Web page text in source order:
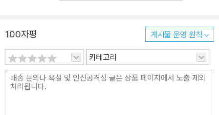
러낸다. 이 점은 전통적인 탐정소설이 희생자의 과거에 대해 간단히
K. 롤링의 신랄한 풍자 능력을 통해 드러난다. 외로운 슈퍼스타 룰라
랜드리의 사생활과 숨겨진 과거, 룰라의 친구가 되어준 노숙자 로셸,
아래층에서 평범하게 사는 것 같았지만 엄청난 갈등을 안고 살아가고
100자평 게시물 운영 원칙
카테고리